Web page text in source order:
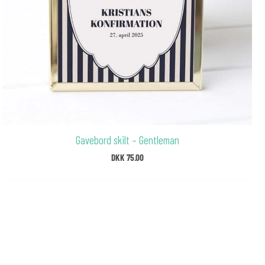
Gavebord skilt – Gentleman
DKK 75.00